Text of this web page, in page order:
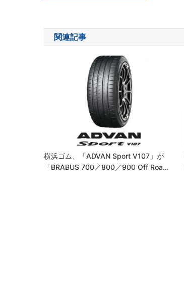
ナ
ビ
ン
関連記事
横浜ゴム、「ADVAN Sport V107」が
「BRABUS 700／800／900 Off Roa…